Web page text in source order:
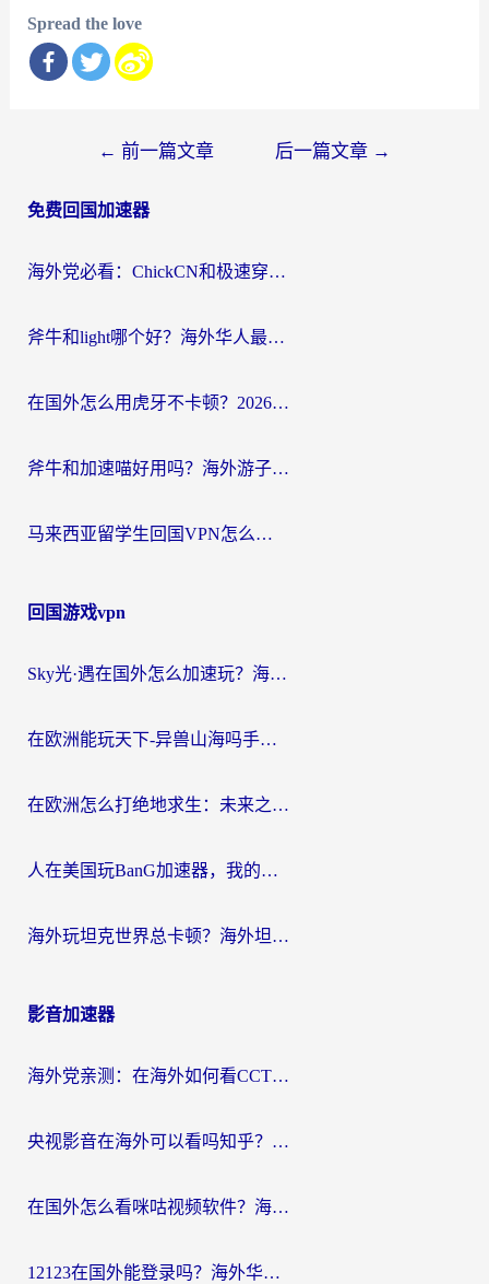
Spread the love
导
← 前一篇文章 后一篇文章 →
免费回国加速器
海外党必看：ChickCN和极速穿梭VPN好用吗？3招教你选对回国加速器无缝刷国内资源
斧牛和light哪个好？海外华人最关心的回国加速器选择难题，一篇讲透
在国外怎么用虎牙不卡顿？2026海外华人亲测有效的回国加速器选择指南
斧牛和加速喵好用吗？海外游子的真实选择困境
马来西亚留学生回国VPN怎么选？3个避坑点+1款实测好用的加速器推荐
回国游戏vpn
Sky光·遇在国外怎么加速玩？海外党亲测有效的国服游戏加速指南
在欧洲能玩天下-异兽山海吗手游？海外玩家的加速器生存指南
在欧洲怎么打绝地求生：未来之役不卡？留学生亲测的加速器避坑指南
人在美国玩BanG加速器，我的延迟终于绿了
海外玩坦克世界总卡顿？海外坦克世界加速器有哪些？实测好用的选择在这里
影音加速器
海外党亲测：在海外如何看CCTV？告别“仅限大陆播放”的实用指南
央视影音在海外可以看吗知乎？留学生亲测：3步解决地域限制+追剧自由
在国外怎么看咪咕视频软件？海外党亲测有效的回国加速方案
12123在国外能登录吗？海外华人必看的回国加速实用指南